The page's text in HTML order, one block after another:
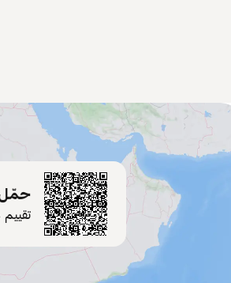
حمّل
تقييم